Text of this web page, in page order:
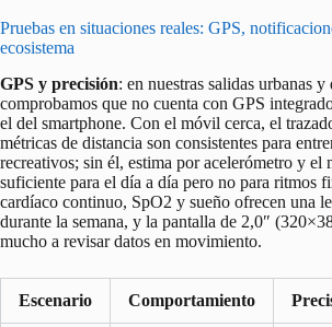
Pruebas en situaciones reales: GPS,
ecosistema
GPS y precisión: en nuestras salidas urbanas y
comprobamos que no cuenta con GPS
el del smartphone. Con el móvil cerca, el
métricas de distancia son consistentes para
recreativos; sin él, estima por acelerómetro y el
suficiente para el día a día pero no para ritmos
cardíaco continuo, SpO2 y sueño ofrecen una
durante la semana, y la pantalla de 2,0″
mucho a revisar datos en movimiento.
Escenario Comportamiento